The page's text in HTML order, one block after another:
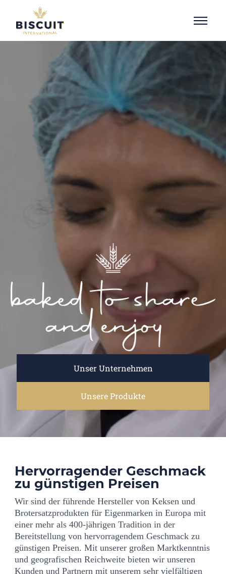
Aller au contenu
Unser Unternehmen
Unsere Produkte
Hervorragender Geschmack
zu günstigen Preisen
Wir sind der führende Hersteller von Keksen und
Brotersatzprodukten für Eigenmarken in Europa mit
einer mehr als 400-jährigen Tradition in der
Bereitstellung von hervorragendem Geschmack zu
günstigen Preisen. Mit unserer großen Marktkenntnis
und geografischen Reichweite bieten wir unseren
Kunden und Partnern mit unserem sehr vielfältigen